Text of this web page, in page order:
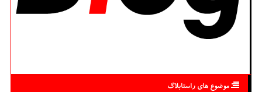
موضوع های راستابلاگ